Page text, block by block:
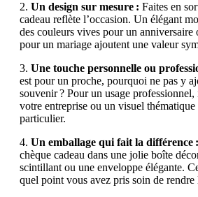
2. Un design sur mesure : Faites en
cadeau reflète l’occasion. Un élégant
des couleurs vives pour un
pour un mariage ajoutent une valeur
3. Une touche personnelle ou
est pour un proche, pourquoi ne pas y
souvenir ? Pour un usage
votre entreprise ou un visuel
particulier.
4. Un emballage qui fait la différence :
chèque cadeau dans une jolie boîte
scintillant ou une enveloppe élégante.
quel point vous avez pris soin de rendre